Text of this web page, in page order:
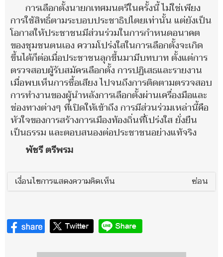
การเลือกตั้งนายกเทศมนตรีในครั้งนี้ ไม่ใช่เพียง
การใช้สิทธิ์ตามระบอบประชาธิปไตยเท่านั้น แต่ยังเป็น
โอกาสให้ประชาชนมีส่วนร่วมในการกำหนดอนาคต
ของชุมชนตนเอง ความโปร่งใสในการเลือกตั้งจะเกิด
ขึ้นได้ก็ต่อเมื่อประชาชนลุกขึ้นมามีบทบาท ตั้งแต่การ
ตรวจสอบผู้รับสมัครเลือกตั้ง การปฏิเสธและรายงาน
เมื่อพบเห็นการซื้อเสียง ไปจนถึงการติดตามตรวจสอบ
การทำงานของผู้นำหลังการเลือกตั้งผ่านเครื่องมือและ
ช่องทางต่างๆ ที่เปิดให้เข้าถึง การมีส่วนร่วมเหล่านี้คือ
หัวใจของการสร้างการเมืองท้องถิ่นที่โปร่งใส ยั่งยืน
เป็นธรรม และตอบสนองต่อประชาชนอย่างแท้จริง
พัชรี ตรีพรม
เงื่อนไขการแสดงความคิดเห็น ซ่อน